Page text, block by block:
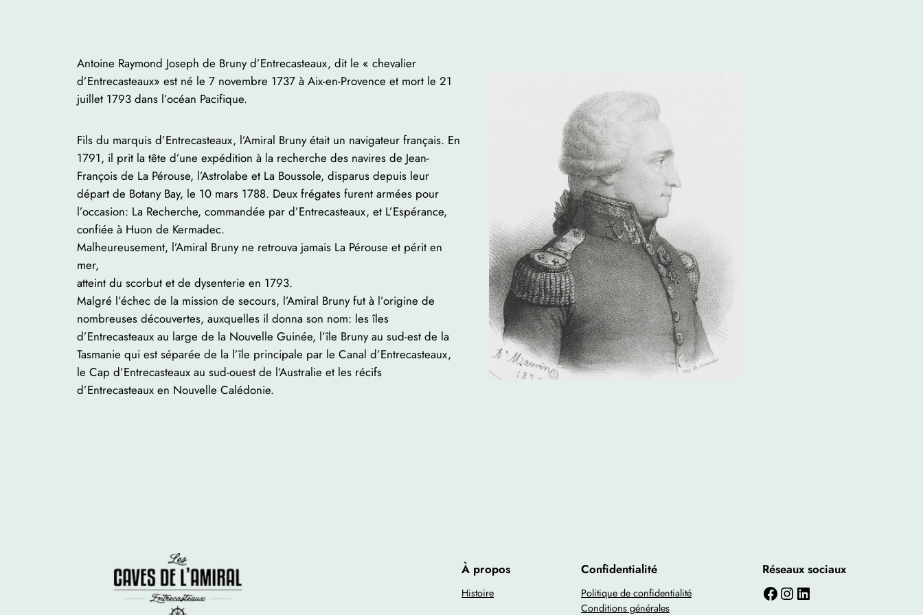
Antoine Raymond Joseph de Bruny d’Entrecasteaux, dit le « chevalier
d’Entrecasteaux» est né le 7 novembre 1737 à Aix-en-Provence et mort le 21
juillet 1793 dans l’océan Pacifique.
Fils du marquis d’Entrecasteaux, l’Amiral Bruny était un navigateur français. En
1791, il prit la tête d’une expédition à la recherche des navires de Jean-
François de La Pérouse, l’Astrolabe et La Boussole, disparus depuis leur
départ de Botany Bay, le 10 mars 1788. Deux frégates furent armées pour
l’occasion: La Recherche, commandée par d’Entrecasteaux, et L’Espérance,
confiée à Huon de Kermadec.
Malheureusement, l’Amiral Bruny ne retrouva jamais La Pérouse et périt en
mer,
atteint du scorbut et de dysenterie en 1793.
Malgré l’échec de la mission de secours, l’Amiral Bruny fut à l’origine de
nombreuses découvertes, auxquelles il donna son nom: les îles
d’Entrecasteaux au large de la Nouvelle Guinée, l’île Bruny au sud-est de la
Tasmanie qui est séparée de la l’île principale par le Canal d’Entrecasteaux,
le Cap d’Entrecasteaux au sud-ouest de l’Australie et les récifs
d’Entrecasteaux en Nouvelle Calédonie.
À propos
Histoire
Confidentialité
Politique de confidentialité
Conditions générales
Réseaux sociaux
Facebook Instagram LinkedIn